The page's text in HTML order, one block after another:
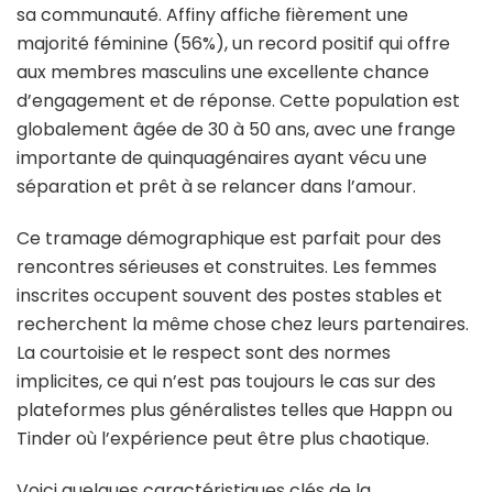
sa communauté. Affiny affiche fièrement une
majorité féminine (56%), un record positif qui offre
aux membres masculins une excellente chance
d’engagement et de réponse. Cette population est
globalement âgée de 30 à 50 ans, avec une frange
importante de quinquagénaires ayant vécu une
séparation et prêt à se relancer dans l’amour.
Ce tramage démographique est parfait pour des
rencontres sérieuses et construites. Les femmes
inscrites occupent souvent des postes stables et
recherchent la même chose chez leurs partenaires.
La courtoisie et le respect sont des normes
implicites, ce qui n’est pas toujours le cas sur des
plateformes plus généralistes telles que Happn ou
Tinder où l’expérience peut être plus chaotique.